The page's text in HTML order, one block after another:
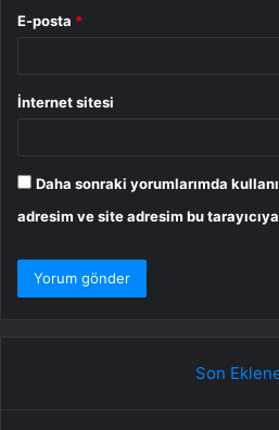
E-posta *
İnternet sitesi
Daha sonraki yorumlarımda
adresim ve site adresim bu
Son